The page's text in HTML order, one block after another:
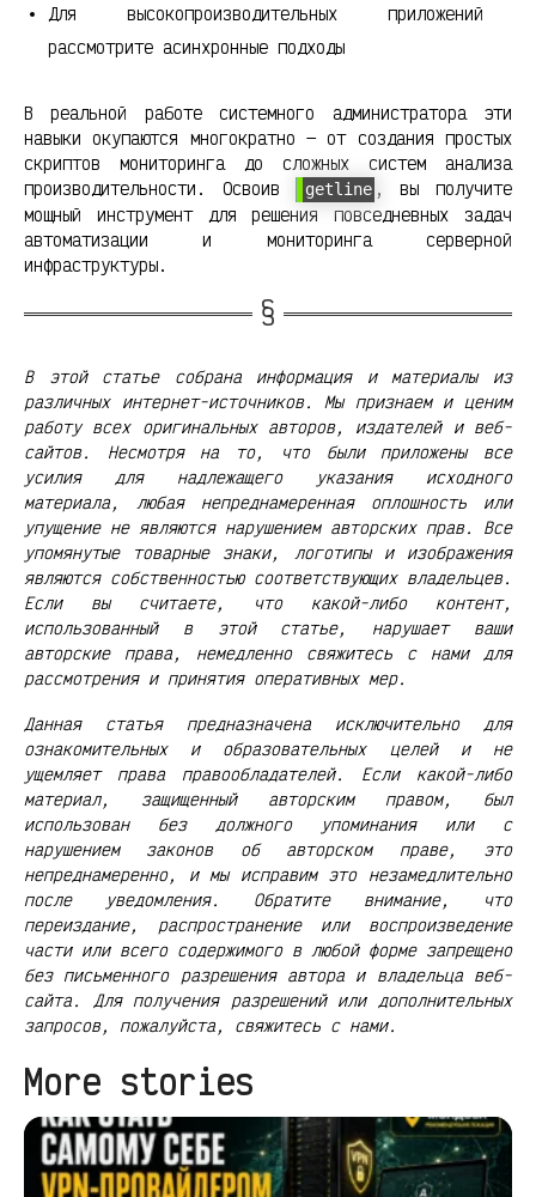
Для высокопроизводительных приложений
рассмотрите асинхронные подходы
В реальной работе системного администратора эти
навыки окупаются многократно — от создания простых
скриптов мониторинга до сложных систем анализа
производительности. Освоив
getline , вы получите
мощный инструмент для решения повседневных задач
автоматизации и мониторинга серверной
инфраструктуры.
В этой статье собрана информация и материалы из
различных интернет-источников. Мы признаем и ценим
работу всех оригинальных авторов, издателей и веб-
сайтов. Несмотря на то, что были приложены все
усилия для надлежащего указания исходного
материала, любая непреднамеренная оплошность или
упущение не являются нарушением авторских прав. Все
упомянутые товарные знаки, логотипы и изображения
являются собственностью соответствующих владельцев.
Если вы считаете, что какой-либо контент,
использованный в этой статье, нарушает ваши
авторские права, немедленно свяжитесь с нами для
рассмотрения и принятия оперативных мер.
Данная статья предназначена исключительно для
ознакомительных и образовательных целей и не
ущемляет права правообладателей. Если какой-либо
материал, защищенный авторским правом, был
использован без должного упоминания или с
нарушением законов об авторском праве, это
непреднамеренно, и мы исправим это незамедлительно
после уведомления. Обратите внимание, что
переиздание, распространение или воспроизведение
части или всего содержимого в любой форме запрещено
без письменного разрешения автора и владельца веб-
сайта. Для получения разрешений или дополнительных
запросов, пожалуйста, свяжитесь с нами.
More stories